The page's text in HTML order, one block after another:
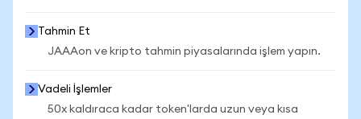
Tahmin Et
JAAAon ve kripto tahmin piyasalarında işlem yapın.
Vadeli İşlemler
50x kaldıraca kadar token'larda uzun veya kısa